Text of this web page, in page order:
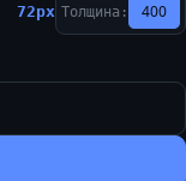
72px Толщина: 400